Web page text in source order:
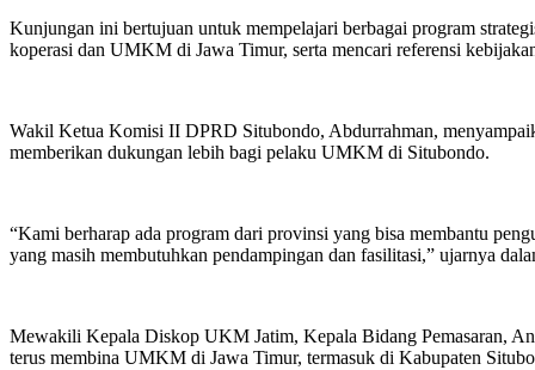
Kunjungan ini bertujuan untuk mempelajari berbagai program strategis yang telah diterapkan dalam mendukung pertumbuhan
koperasi dan UMKM di Jawa Timur, serta mencari referensi
Wakil Ketua Komisi II DPRD Situbondo, Abdurrahman,
memberikan dukungan lebih bagi pelaku UMKM di Situbondo.
“Kami berharap ada program dari provinsi yang bisa membantu
yang masih membutuhkan pendampingan dan fasilitasi,” ujarnya
Mewakili Kepala Diskop UKM Jatim, Kepala Bidang Pemasaran,
terus membina UMKM di Jawa Timur, termasuk di Kabupaten